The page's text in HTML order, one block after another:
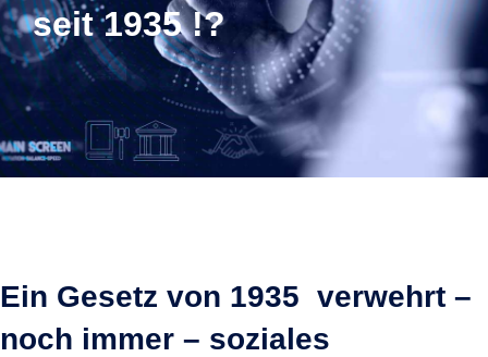
seit 1935 !?
Ein Gesetz von 1935 verwehrt –
noch immer – soziales